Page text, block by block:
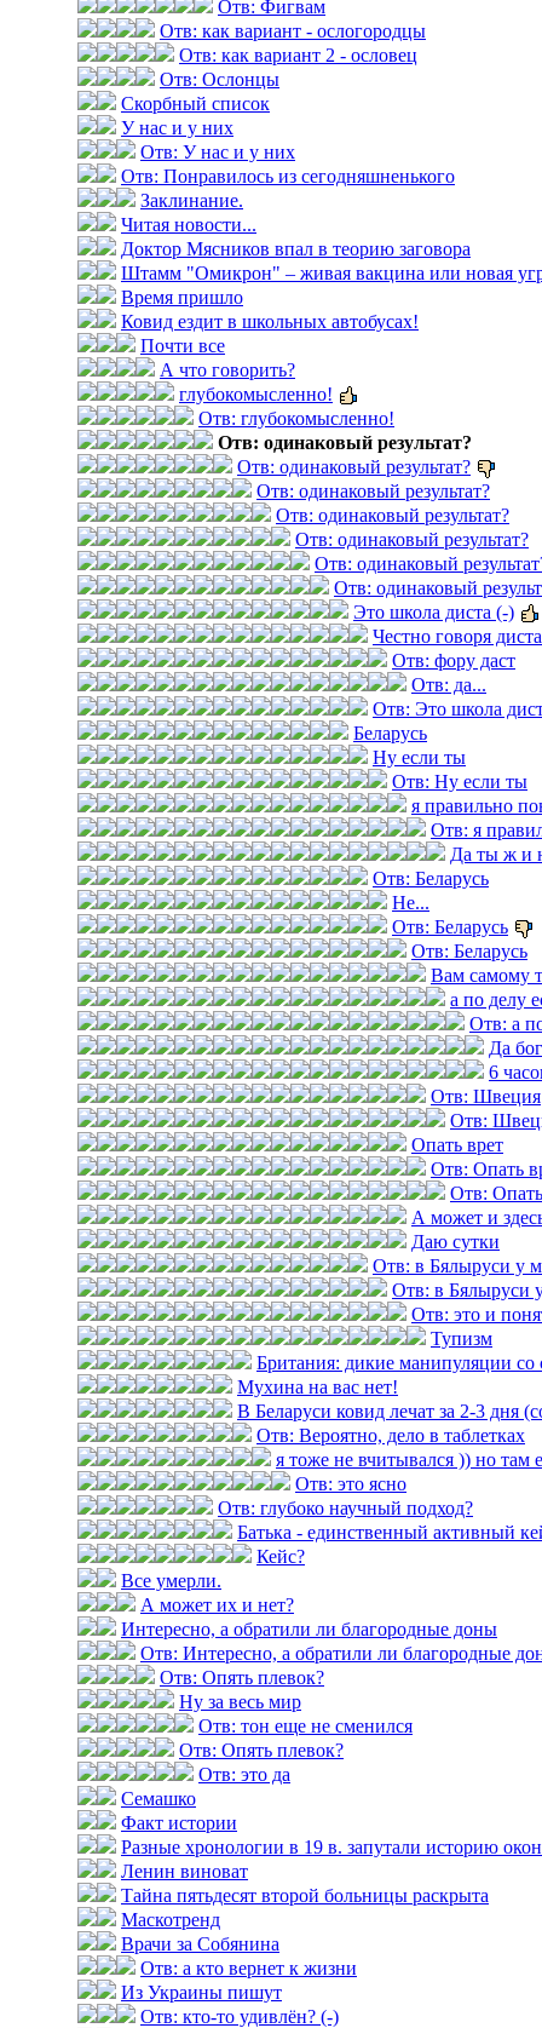
Отв: Фигвам
Отв: как вариант - ослогородцы
Отв: как вариант 2 - ословец
Отв: Ослонцы
Скорбный список
У нас и у них
Отв: У нас и у них
Отв: Понравилось из сегодняшненького
Заклинание.
Читая новости...
Доктор Мясников впал в теорию заговора
Штамм "Омикрон" – живая вакцина или новая
Время пришло
Ковид ездит в школьных автобусах!
Почти все
А что говорить?
глубокомысленно!
Отв: глубокомысленно!
Отв: одинаковый результат?
Отв: одинаковый результат?
Отв: одинаковый результат?
Отв: одинаковый результат?
Отв: одинаковый результат?
Отв: одинаковый
Отв: одинаковый
Это школа диста (-)
Честно говоря
Отв: фору даст
Отв: да...
Отв: Это школа
Беларусь
Ну если ты
Отв: Ну если ты
я правильно
Отв: я
Да ты ж и
Отв: Беларусь
Не...
Отв: Беларусь
Отв: Беларусь
Вам самому
а по делу
Отв: а
Да
6
Отв: Швеция
Отв:
Опать врет
Отв: Опать
Отв:
А может и
Даю сутки
Отв: в Бялыруси у
Отв: в Бялыруси
Отв: это и
Тупизм
Британия: дикие манипуляции со
Мухина на вас нет!
В Беларуси ковид лечат за 2-3 дня
Отв: Вероятно, дело в таблетках
я тоже не вчитывался )) но там
Отв: это ясно
Отв: глубоко научный подход?
Батька - единственный активный
Кейс?
Все умерли.
А может их и нет?
Интересно, а обратили ли благородные доны
Отв: Интересно, а обратили ли благородные
Отв: Опять плевок?
Ну за весь мир
Отв: тон еще не сменился
Отв: Опять плевок?
Отв: это да
Семашко
Факт истории
Разные хронологии в 19 в. запутали историю
Ленин виноват
Тайна пятьдесят второй больницы раскрыта
Маскотренд
Врачи за Собянина
Отв: а кто вернет к жизни
Из Украины пишут
Отв: кто-то удивлён? (-)